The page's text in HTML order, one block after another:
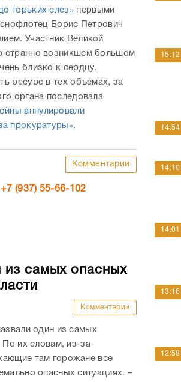
Комментарии
+7 (937) 55-66-102
из самых опасных
один из самых
По их словам, из-за
там горожане все
опасных ситуациях. –
в Волгограде
Комментарии
14:54